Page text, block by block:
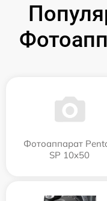
Фотоаппарат
SP 10x50